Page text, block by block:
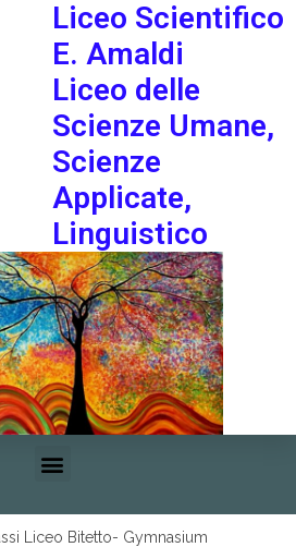
Liceo Scientifico
E. Amaldi
Liceo delle
Scienze Umane,
Scienze
Applicate,
Linguistico
Liceo Bitetto- Gymnasium